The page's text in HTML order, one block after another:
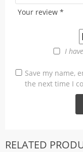
Your review *
I
Save my name,
the next time I
RELATED